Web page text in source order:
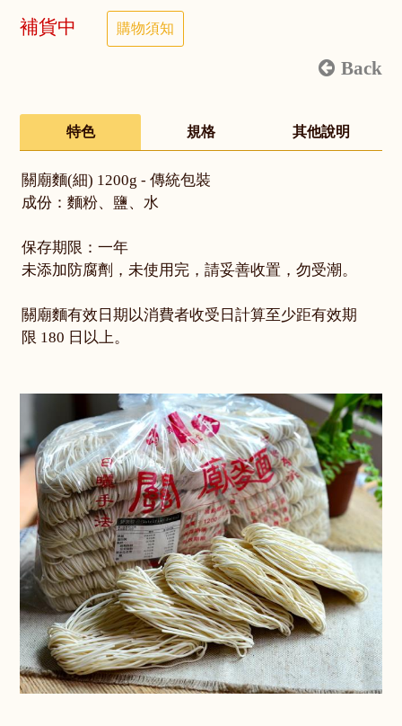
補貨中 購物須知
Back
特色 規格 其他說明
關廟麵(細) 1200g - 傳統包裝
成份：麵粉、鹽、水
保存期限：一年
未添加防腐劑，未使用完，請妥善收置，勿受潮。
關廟麵有效日期以消費者收受日計算至少距有效期
限 180 日以上。